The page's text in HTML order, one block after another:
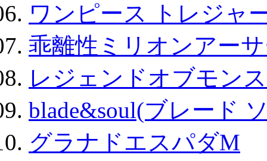
ワンピース トレジャ
乖離性ミリオンアー
レジェンドオブモン
blade&soul(ブレード
グラナドエスパダM